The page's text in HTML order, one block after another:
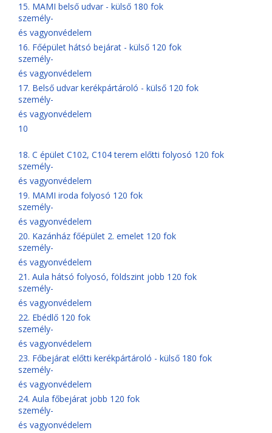
15. MAMI belső udvar - külső 180 fok
személy-
és vagyonvédelem
16. Főépület hátsó bejárat - külső 120 fok
személy-
és vagyonvédelem
17. Belső udvar kerékpártároló - külső 120 fok
személy-
és vagyonvédelem
10
18. C épület C102, C104 terem előtti folyosó 120 fok
személy-
és vagyonvédelem
19. MAMI iroda folyosó 120 fok
személy-
és vagyonvédelem
20. Kazánház főépület 2. emelet 120 fok
személy-
és vagyonvédelem
21. Aula hátsó folyosó, földszint jobb 120 fok
személy-
és vagyonvédelem
22. Ebédlő 120 fok
személy-
és vagyonvédelem
23. Főbejárat előtti kerékpártároló - külső 180 fok
személy-
és vagyonvédelem
24. Aula főbejárat jobb 120 fok
személy-
és vagyonvédelem